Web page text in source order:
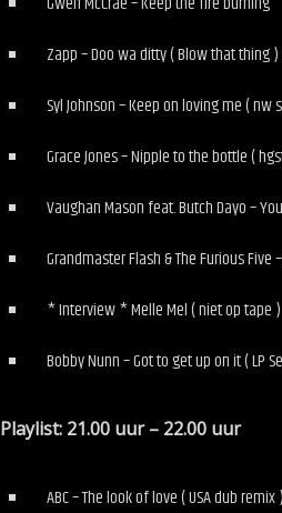
Zapp – Doo wa ditty ( Blow that thing
Syl Johnson – Keep on loving me ( nw
Grace Jones – Nipple to the bottle (
Vaughan Mason feat. Butch Dayo –
Grandmaster Flash & The Furious Five
* Interview * Melle Mel ( niet op tape )
Bobby Nunn – Got to get up on it ( LP
Playlist: 21.00 uur – 22.00 uur
ABC – The look of love ( USA dub remix )